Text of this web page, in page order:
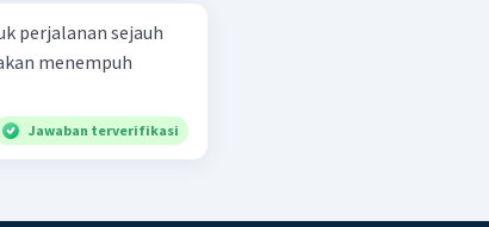
perjalanan sejauh
menempuh
Jawaban terverifikasi